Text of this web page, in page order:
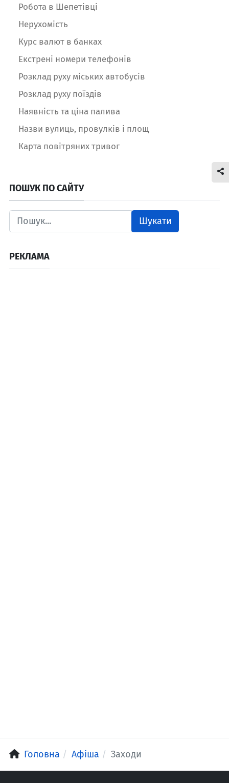
Робота в Шепетівці
Нерухомість
Курс валют в банках
Екстрені номери телефонів
Розклад руху міських автобусів
Розклад руху поїздів
Наявність та ціна палива
Назви вулиць, провулків і площ
Карта повітряних тривог
ПОШУК ПО САЙТУ
Шукати
РЕКЛАМА
Головна Афіша Заходи